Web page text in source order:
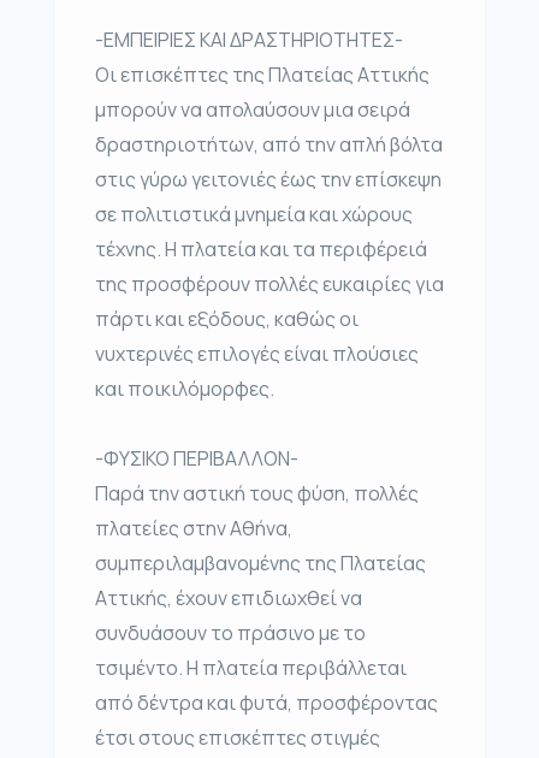
-ΕΜΠΕΙΡΙΕΣ ΚΑΙ ΔΡΑΣΤΗΡΙΟΤΗΤΕΣ-
Οι επισκέπτες της Πλατείας Αττικής
μπορούν να απολαύσουν μια σειρά
δραστηριοτήτων, από την απλή βόλτα
στις γύρω γειτονιές έως την επίσκεψη
σε πολιτιστικά μνημεία και χώρους
τέχνης. Η πλατεία και τα περιφέρειά
της προσφέρουν πολλές ευκαιρίες για
πάρτι και εξόδους, καθώς οι
νυχτερινές επιλογές είναι πλούσιες
και ποικιλόμορφες.
-ΦΥΣΙΚΟ ΠΕΡΙΒΑΛΛΟΝ-
Παρά την αστική τους φύση, πολλές
πλατείες στην Αθήνα,
συμπεριλαμβανομένης της Πλατείας
Αττικής, έχουν επιδιωχθεί να
συνδυάσουν το πράσινο με το
τσιμέντο. Η πλατεία περιβάλλεται
από δέντρα και φυτά, προσφέροντας
έτσι στους επισκέπτες στιγμές